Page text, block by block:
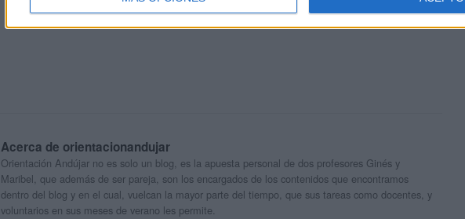
Acerca de orientacionandujar
Orientación Andújar no es solo un blog, es la apuesta personal de dos profesores Ginés y
Maribel, que además de ser pareja, son los encargados de los contenidos que encontramos
dentro del blog y en el cual, vuelcan la mayor parte del tiempo, que sus tareas como docentes, y
voluntarios en sus meses de verano les permite.